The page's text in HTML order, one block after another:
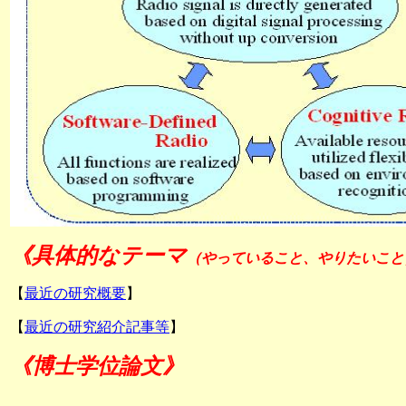
《具体的なテーマ （やっていること、やりたいこ
【最近の研究概要】
【最近の研究紹介記事等】
《博士学位論文》